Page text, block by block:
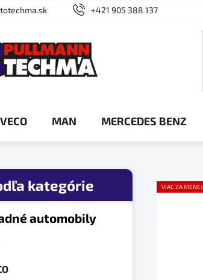
+421 905 388 137
MAN MERCEDES BENZ
automobily
VIAC ZA MENEJ